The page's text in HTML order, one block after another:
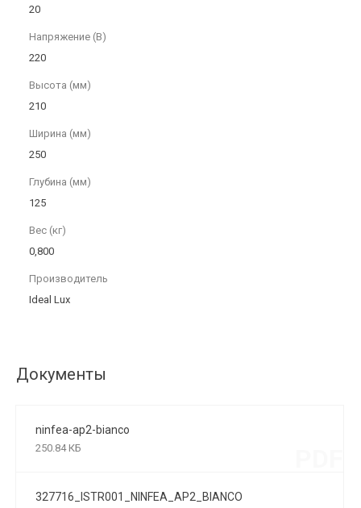
20
Напряжение (В)
220
Высота (мм)
210
Ширина (мм)
250
Глубина (мм)
125
Вес (кг)
0,800
Производитель
Ideal Lux
Документы
ninfea-ap2-bianco
250.84 КБ
327716_ISTR001_NINFEA_AP2_BIANCO